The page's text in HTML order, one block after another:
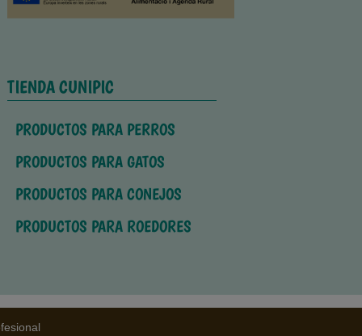
TIENDA CUNIPIC
PRODUCTOS PARA PERROS
PRODUCTOS PARA GATOS
PRODUCTOS PARA CONEJOS
PRODUCTOS PARA ROEDORES